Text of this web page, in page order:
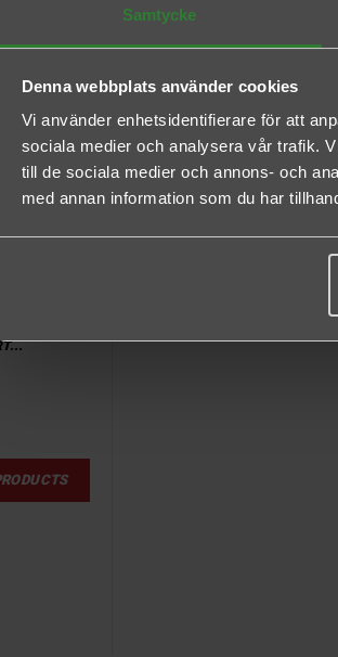
Samtycke
Denna webbplats använder cookies
Vi använder enhetsidentifierare för att
sociala medier och analysera vår trafik.
till de sociala medier och annons- och
med annan information som du har